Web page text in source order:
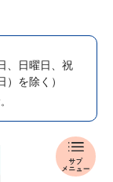
報
道
、日曜日、祝
を除く）